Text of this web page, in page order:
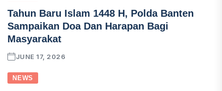
Tahun Baru Islam 1448 H, Polda Banten
Sampaikan Doa Dan Harapan Bagi
Masyarakat
JUNE 17, 2026
NEWS